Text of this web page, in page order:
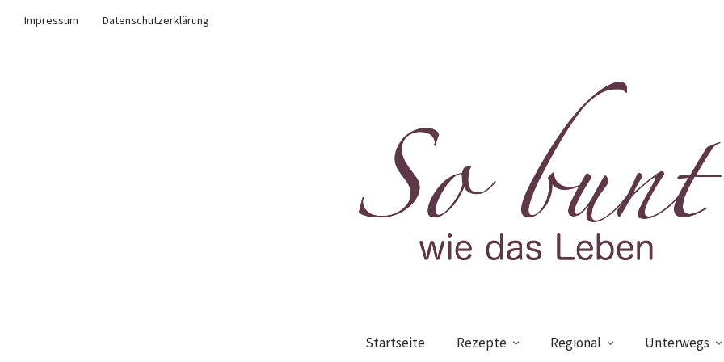
Impressum
Datenschutzerklärung
Startseite Rezepte Regional Unterwegs